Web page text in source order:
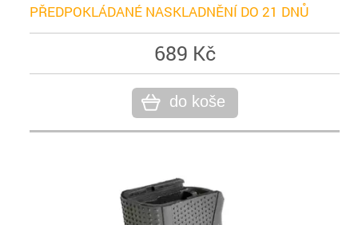
PŘEDPOKLÁDANÉ NASKLADNĚNÍ DO 21 DNŮ
689 Kč
do koše